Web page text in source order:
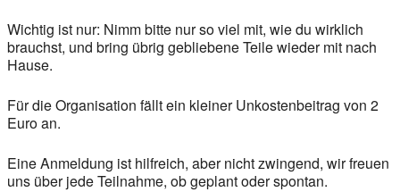
Wichtig ist nur: Nimm bitte nur so viel mit, wie du wirklich
brauchst, und bring übrig gebliebene Teile wieder mit nach
Hause.
Für die Organisation fällt ein kleiner Unkostenbeitrag von 2
Euro an.
Eine Anmeldung ist hilfreich, aber nicht zwingend, wir freuen
uns über jede Teilnahme, ob geplant oder spontan.